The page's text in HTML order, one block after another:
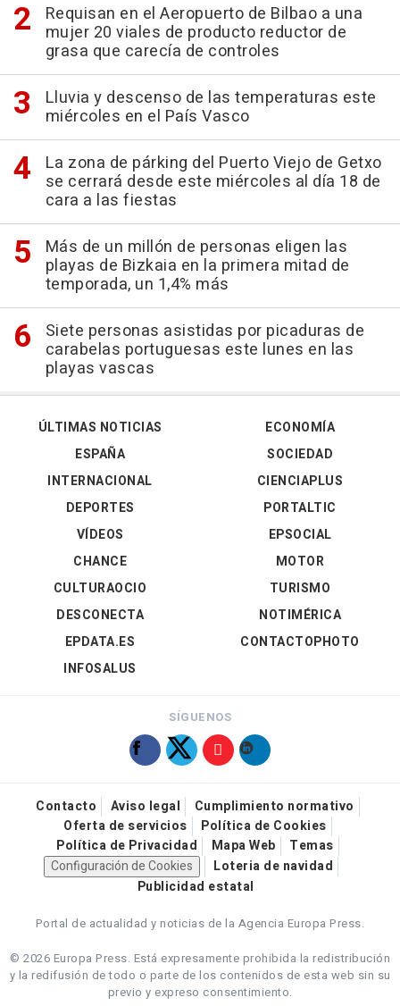
Requisan en el Aeropuerto de Bilbao a una
mujer 20 viales de producto reductor de
grasa que carecía de controles
Lluvia y descenso de las temperaturas este
miércoles en el País Vasco
La zona de párking del Puerto Viejo de Getxo
se cerrará desde este miércoles al día 18 de
cara a las fiestas
Más de un millón de personas eligen las
playas de Bizkaia en la primera mitad de
temporada, un 1,4% más
Siete personas asistidas por picaduras de
carabelas portuguesas este lunes en las
playas vascas
ÚLTIMAS NOTICIAS
ESPAÑA
INTERNACIONAL
DEPORTES
VÍDEOS
ECONOMÍA
SOCIEDAD
CIENCIAPLUS
PORTALTIC
EPSOCIAL
CHANCE
CULTURAOCIO
DESCONECTA
EPDATA.ES
INFOSALUS
MOTOR
TURISMO
NOTIMÉRICA
CONTACTOPHOTO
SÍGUENOS
Contacto Aviso legal
Cumplimiento normativo
Oferta de servicios
Política de Cookies
Política de Privacidad
Mapa Web
Temas
Configuración de Cookies
Loteria de navidad
Publicidad estatal
Portal de actualidad y noticias de la Agencia Europa Press.
© 2026 Europa Press. Está expresamente prohibida la redistribución
y la redifusión de todo o parte de los contenidos de esta web sin su
previo y expreso consentimiento.